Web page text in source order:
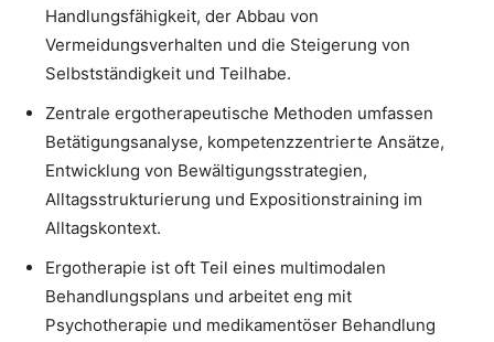
Handlungsfähigkeit, der Abbau von
Vermeidungsverhalten und die Steigerung von
Selbstständigkeit und Teilhabe.
Zentrale ergotherapeutische Methoden umfassen
Betätigungsanalyse, kompetenzzentrierte Ansätze,
Entwicklung von Bewältigungsstrategien,
Alltagsstrukturierung und Expositionstraining im
Alltagskontext.
Ergotherapie ist oft Teil eines multimodalen
Behandlungsplans und arbeitet eng mit
Psychotherapie und medikamentöser Behandlung